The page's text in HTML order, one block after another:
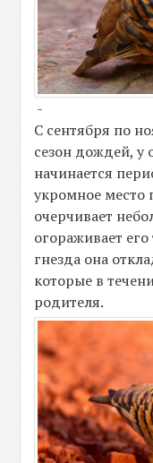
-
С сентября по
сезон дождей, у
начинается
укромное место
очерчивает
огораживает
гнезда она
которые в
родителя.